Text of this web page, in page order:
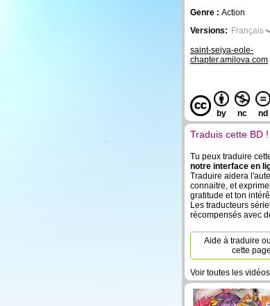
Genre : Action
Versions: Français
saint-seiya-eole-
chapter.amilova.com
by nc nd
Traduis cette BD !
Tu peux traduire
notre interface en
Traduire aidera
connaitre, et
gratitude et ton
Les traducteurs
récompensés avec
Aide à traduire
cette
Voir toutes les